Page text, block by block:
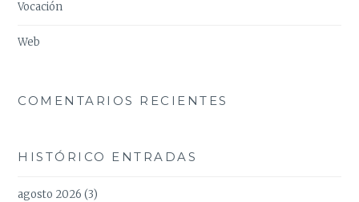
Vocación
Web
COMENTARIOS RECIENTES
HISTÓRICO ENTRADAS
agosto 2026 (3)